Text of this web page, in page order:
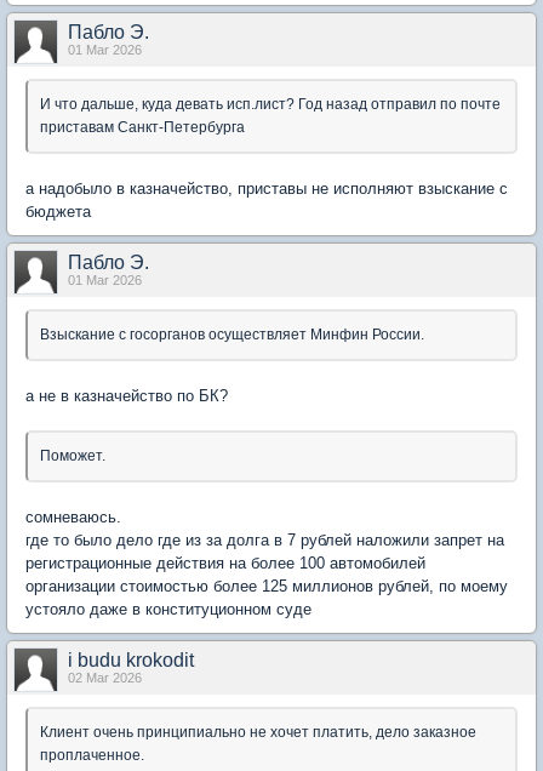
Пабло Э.
01 Mar 2026
И что дальше, куда девать исп.лист? Год назад отправил по почте
приставам Санкт-Петербурга
а надобыло в казначейство, приставы не исполняют взыскание с
бюджета
Пабло Э.
01 Mar 2026
Взыскание с госорганов осуществляет Минфин России.
а не в казначейство по БК?
Поможет.
сомневаюсь.
где то было дело где из за долга в 7 рублей наложили запрет на
регистрационные действия на более 100 автомобилей
организации стоимостью более 125 миллионов рублей, по моему
устояло даже в конституционном суде
i budu krokodit
02 Mar 2026
Клиент очень принципиально не хочет платить, дело заказное
проплаченное.